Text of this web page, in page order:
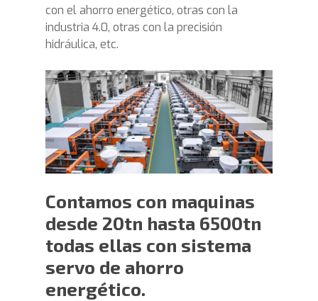
con el ahorro energético, otras con la
industria 4.0, otras con la precisión
hidráulica, etc.
Contamos con maquinas
desde 20tn hasta 6500tn
todas ellas con sistema
servo de ahorro
energético.